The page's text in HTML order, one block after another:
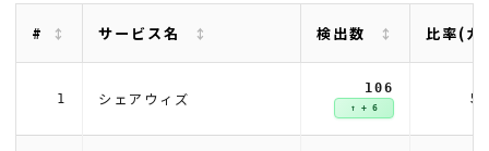
# サービス名 検出数 比率(
1 シェアウィズ
106
↑ + 6